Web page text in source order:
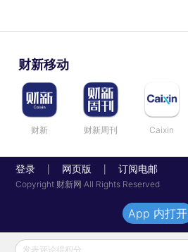
财新移动
财新 财新周刊 Caixin
登录 网页版 订阅电邮
Copyright 财新网 All Rights Reserved
发表评论得积分
App 内打开